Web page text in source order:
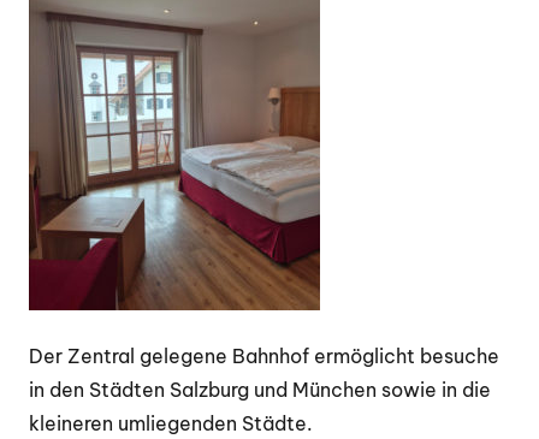
Der Zentral gelegene Bahnhof ermöglicht besuche
in den Städten Salzburg und München sowie in die
kleineren umliegenden Städte.